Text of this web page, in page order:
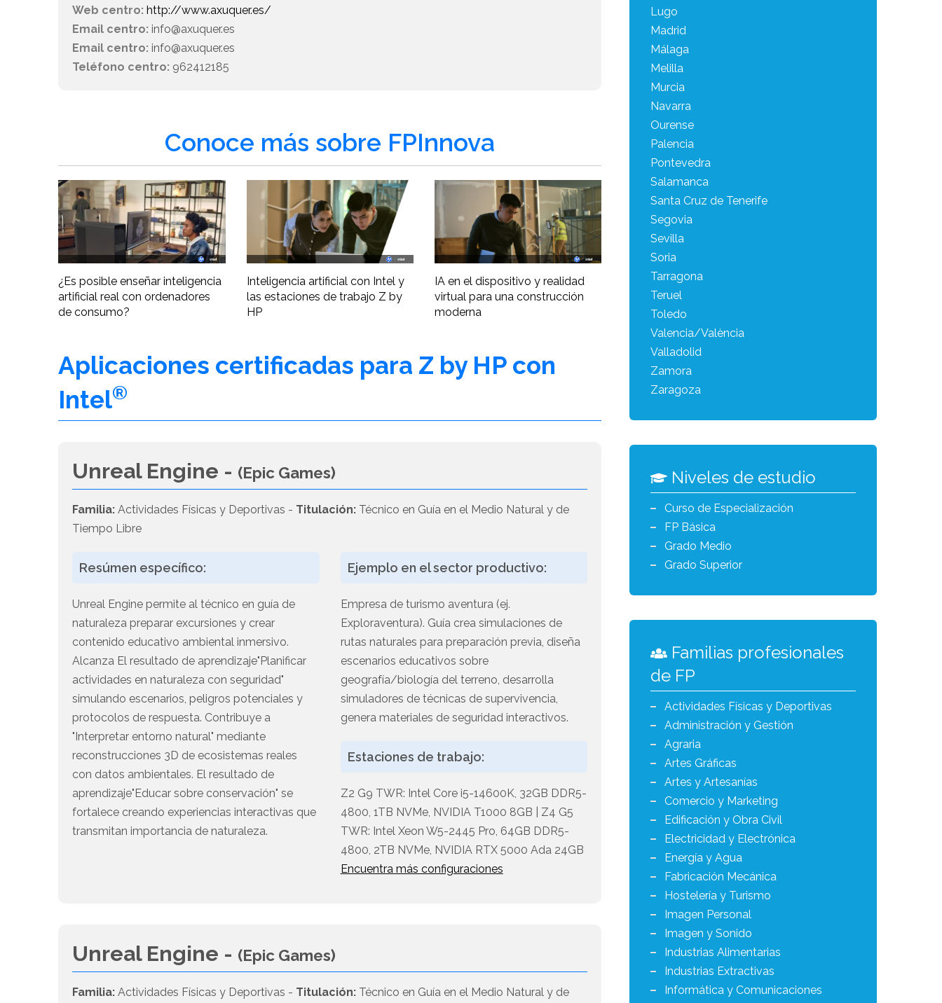
Web centro: http://www.axuquer.es/
Email centro: info@axuquer.es
Email centro: info@axuquer.es
Teléfono centro: 962412185
Conoce más sobre FPInnova
¿Es posible enseñar inteligencia
artificial real con ordenadores
de consumo?
Inteligencia artificial con Intel y
las estaciones de trabajo Z by
HP
IA en el dispositivo y realidad
virtual para una construcción
moderna
Aplicaciones certificadas para Z by HP con
Intel®
Unreal Engine - (Epic Games)
Familia: Actividades Físicas y Deportivas - Titulación: Técnico en Guía en el Medio Natural y de
Tiempo Libre
Resúmen específico:
Unreal Engine permite al técnico en guía de
naturaleza preparar excursiones y crear
contenido educativo ambiental inmersivo.
Alcanza El resultado de aprendizaje"Planificar
actividades en naturaleza con seguridad"
simulando escenarios, peligros potenciales y
protocolos de respuesta. Contribuye a
"Interpretar entorno natural" mediante
reconstrucciones 3D de ecosistemas reales
con datos ambientales. El resultado de
aprendizaje"Educar sobre conservación" se
fortalece creando experiencias interactivas que
transmitan importancia de naturaleza.
Ejemplo en el sector productivo:
Empresa de turismo aventura (ej.
Exploraventura). Guía crea simulaciones de
rutas naturales para preparación previa, diseña
escenarios educativos sobre
geografía/biología del terreno, desarrolla
simuladores de técnicas de supervivencia,
genera materiales de seguridad interactivos.
Estaciones de trabajo:
Z2 G9 TWR: Intel Core i5-14600K, 32GB DDR5-
4800, 1TB NVMe, NVIDIA T1000 8GB | Z4 G5
TWR: Intel Xeon W5-2445 Pro, 64GB DDR5-
4800, 2TB NVMe, NVIDIA RTX 5000 Ada 24GB
Encuentra más configuraciones
Unreal Engine - (Epic Games)
Familia: Actividades Físicas y Deportivas - Titulación: Técnico en Guía en el Medio Natural y de
Lugo
Madrid
Málaga
Melilla
Murcia
Navarra
Ourense
Palencia
Pontevedra
Salamanca
Santa Cruz de Tenerife
Segovia
Sevilla
Soria
Tarragona
Teruel
Toledo
Valencia/València
Valladolid
Zamora
Zaragoza
Niveles de estudio
Curso de Especialización
FP Básica
Grado Medio
Grado Superior
Familias profesionales
de FP
Actividades Físicas y Deportivas
Administración y Gestión
Agraria
Artes Gráficas
Artes y Artesanías
Comercio y Marketing
Edificación y Obra Civil
Electricidad y Electrónica
Energía y Agua
Fabricación Mecánica
Hostelería y Turismo
Imagen Personal
Imagen y Sonido
Industrias Alimentarias
Industrias Extractivas
Informática y Comunicaciones